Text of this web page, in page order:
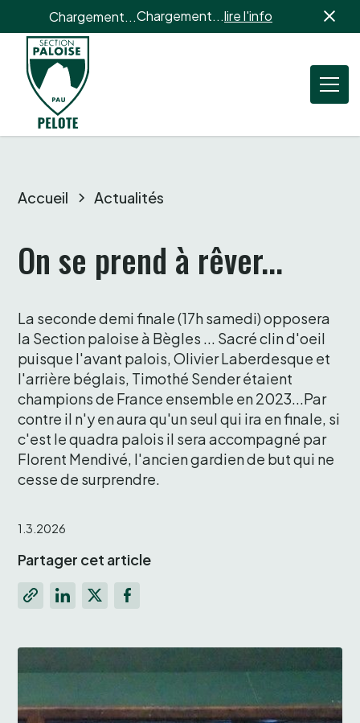
Chargement...Chargement...lire l'info
Accueil Actualités
On se prend à rêver...
La seconde demi finale (17h samedi) opposera
la Section paloise à Bègles ... Sacré clin d'oeil
puisque l'avant palois, Olivier Laberdesque et
l'arrière béglais, Timothé Sender étaient
champions de France ensemble en 2023...Par
contre il n'y en aura qu'un seul qui ira en finale, si
c'est le quadra palois il sera accompagné par
Florent Mendivé, l'ancien gardien de but qui ne
cesse de surprendre.
1.3.2026
Partager cet article